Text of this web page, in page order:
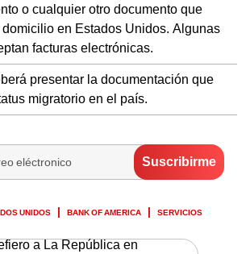
o cualquier otro documento que
en Estados Unidos. Algunas
facturas electrónicas.
presentar la documentación que
migratorio en el país.
UNIDOS BANK OF AMERICA SERVICIOS
a La República en